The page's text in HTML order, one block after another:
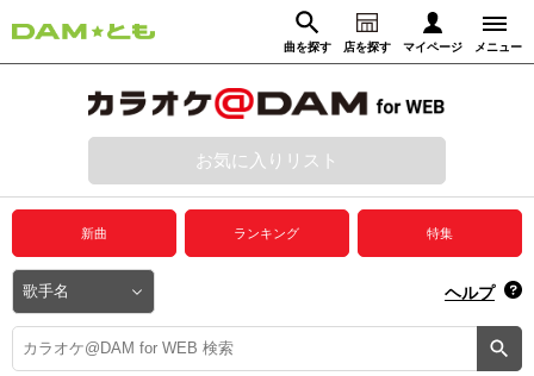
曲を探す 店を探す マイページ メニュー
動画からさがす 録音からさがす
ログイン
プレミアムサービス
DAM★とも動画
DAM★とも録音
お気に入りリスト
新曲 ランキング 特集
ヘルプ